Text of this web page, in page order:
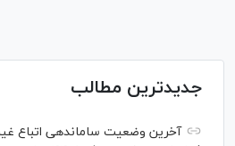
جدیدترین مطالب
آخرین وضعیت ساماندهی اتباع